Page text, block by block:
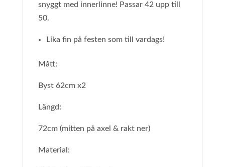
snyggt med innerlinne! Passar 42 upp till
50.
Lika fin på festen som till vardags!
Mått:
Byst 62cm x2
Längd:
72cm (mitten på axel & rakt ner)
Material: